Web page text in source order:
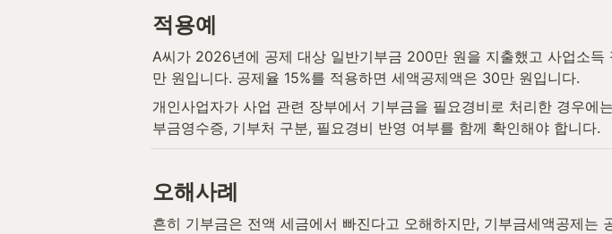
적용예
A씨가 2026년에 공제 대상 일반기부금 200만 원을 지출했고 사업소
만 원입니다. 공제율 15%를 적용하면 세액공제액은 30만 원입니다.
개인사업자가 사업 관련 장부에서 기부금을 필요경비로 처리한 경우
부금영수증, 기부처 구분, 필요경비 반영 여부를 함께 확인해야 합니다.
오해사례
흔히 기부금은 전액 세금에서 빠진다고 오해하지만, 기부금세액공제